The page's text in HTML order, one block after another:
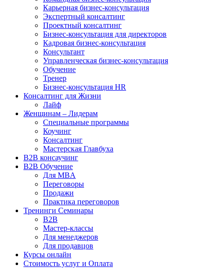
Карьерная бизнес-консультация
Экспертный консалтинг
Проектный консалтинг
Бизнес-консультация для директоров
Кадровая бизнес-консультация
Консультант
Управленческая бизнес-консультация
Обучение
Тренер
Бизнес-консультация HR
Консалтинг для Жизни
Лайф
Женщинам – Лидерам
Специальные программы
Коучинг
Консалтинг
Мастерская Главбуха
B2B консаучинг
B2B Обучение
Для MBA
Переговоры
Продажи
Практика переговоров
Тренинги Семинары
B2B
Мастер-классы
Для менеджеров
Для продавцов
Курсы онлайн
Стоимость услуг и Оплата